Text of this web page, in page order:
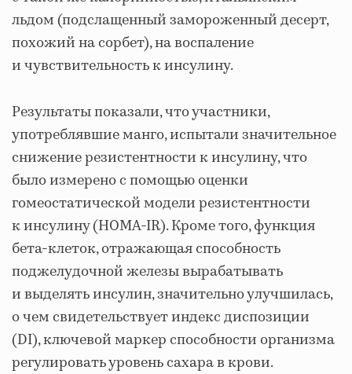
льдом (подслащенный замороженный десерт,
похожий на сорбет), на воспаление
и чувствительность к инсулину.
Результаты показали, что участники,
употреблявшие манго, испытали значительное
снижение резистентности к инсулину, что
было измерено с помощью оценки
гомеостатической модели резистентности
к инсулину (HOMA-IR). Кроме того, функция
бета-клеток, отражающая способность
поджелудочной железы вырабатывать
и выделять инсулин, значительно улучшилась,
о чем свидетельствует индекс диспозиции
(DI), ключевой маркер способности организма
регулировать уровень сахара в крови.